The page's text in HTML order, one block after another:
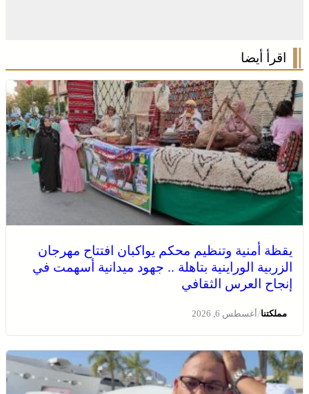
اقرأ أيضا
يقظة أمنية وتنظيم محكم يواكبان افتتاح مهرجان
الزربية الوراينية بتاهلة .. جهود ميدانية أسهمت في
إنجاح العرس الثقافي
مملكتنا/أغسطس 6, 2026